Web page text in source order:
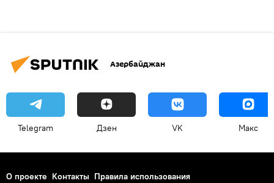
Азербайджан
Telegram Дзен VK Макс
О проекте Контакты Правила использования